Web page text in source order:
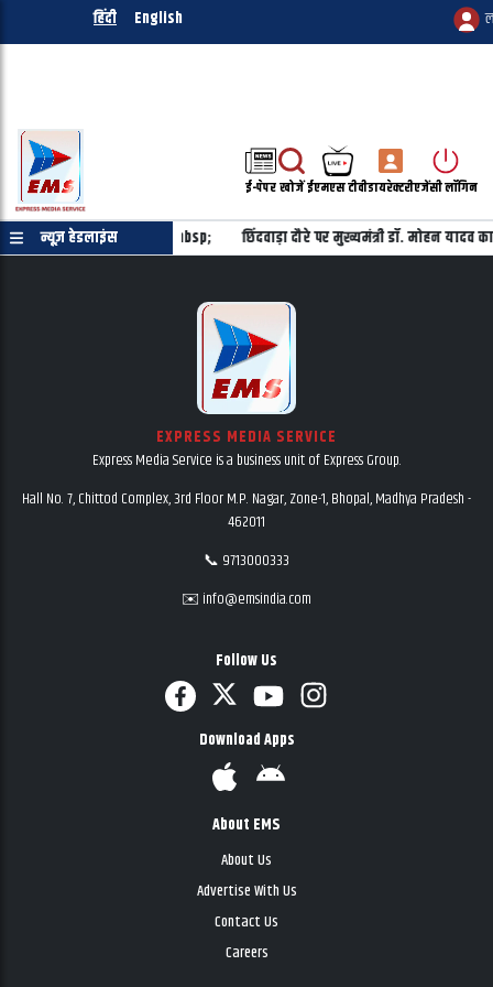
हिंदी English
ई-पेपरखोजेंईएमएस टीवीडायरेक्टरीएजेंसी लॉगिन
न्यूज़ हेडलाइंस
है, यह विपक्ष तय नहीं करेगा&nbsp; छिंदवाड़ा दौरे पर मुख्यमंत्री डॉ. मोहन
EXPRESS MEDIA SERVICE
Express Media Service is a business unit of Express Group.
Hall No. 7, Chittod Complex, 3rd Floor M.P. Nagar, Zone-1, Bhopal, Madhya Pradesh -
462011
📞 9713000333
✉️ info@emsindia.com
Follow Us
Download Apps
About EMS
About Us
Advertise With Us
Contact Us
Careers